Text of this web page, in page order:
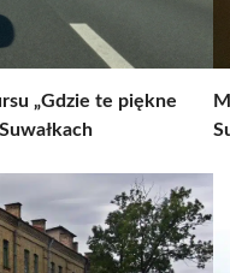
„Gdzie te piękne